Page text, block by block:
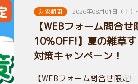
対象期間 2026年08月01日（土）
【WEBフォーム問合
10％OFF!】夏の雑草
対策キャンペーン！
【WEBフォーム問合せ限